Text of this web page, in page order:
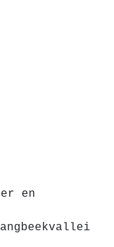
en